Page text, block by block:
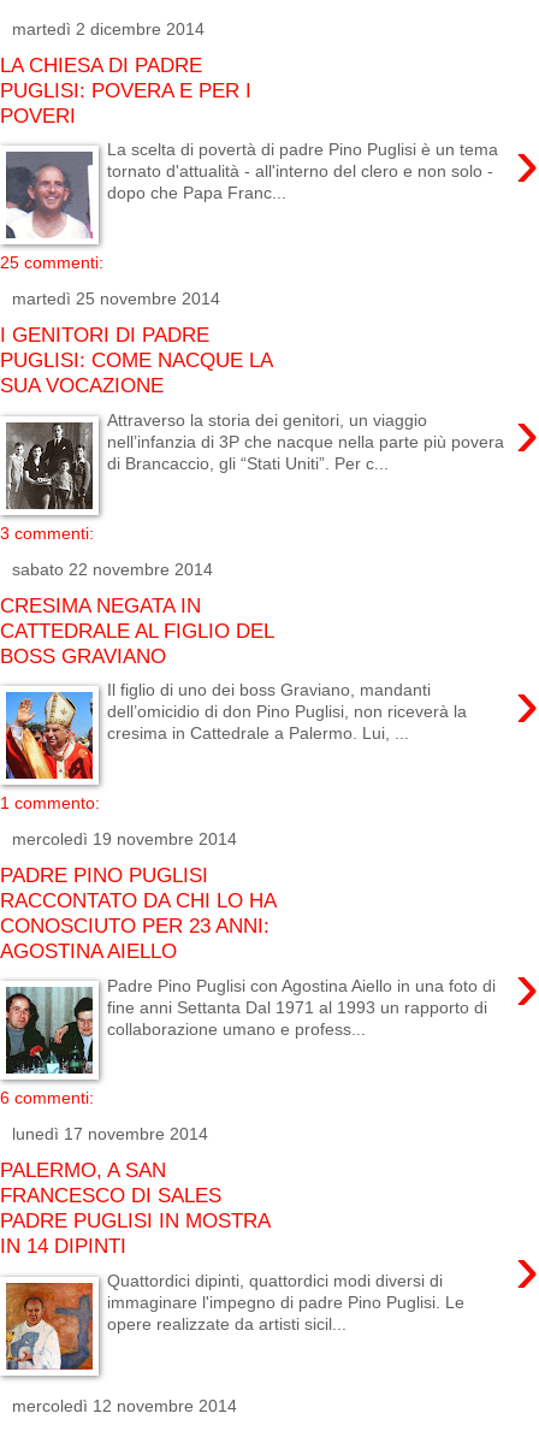
martedì 2 dicembre 2014
LA CHIESA DI PADRE
PUGLISI: POVERA E PER I
POVERI
›
La scelta di povertà di padre Pino Puglisi è un tema
tornato d'attualità - all'interno del clero e non solo -
dopo che Papa Franc...
25 commenti:
martedì 25 novembre 2014
I GENITORI DI PADRE
PUGLISI: COME NACQUE LA
SUA VOCAZIONE
›
Attraverso la storia dei genitori, un viaggio
nell’infanzia di 3P che nacque nella parte più povera
di Brancaccio, gli “Stati Uniti”. Per c...
3 commenti:
sabato 22 novembre 2014
CRESIMA NEGATA IN
CATTEDRALE AL FIGLIO DEL
BOSS GRAVIANO
›
Il figlio di uno dei boss Graviano, mandanti
dell’omicidio di don Pino Puglisi, non riceverà la
cresima in Cattedrale a Palermo. Lui, ...
1 commento:
mercoledì 19 novembre 2014
PADRE PINO PUGLISI
RACCONTATO DA CHI LO HA
CONOSCIUTO PER 23 ANNI:
AGOSTINA AIELLO
›
Padre Pino Puglisi con Agostina Aiello in una foto di
fine anni Settanta Dal 1971 al 1993 un rapporto di
collaborazione umano e profess...
6 commenti:
lunedì 17 novembre 2014
PALERMO, A SAN
FRANCESCO DI SALES
PADRE PUGLISI IN MOSTRA
IN 14 DIPINTI
›
Quattordici dipinti, quattordici modi diversi di
immaginare l'impegno di padre Pino Puglisi. Le
opere realizzate da artisti sicil...
mercoledì 12 novembre 2014